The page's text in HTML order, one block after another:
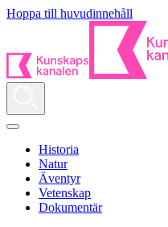
Hoppa till huvudinnehåll
Historia
Natur
Äventyr
Vetenskap
Dokumentär